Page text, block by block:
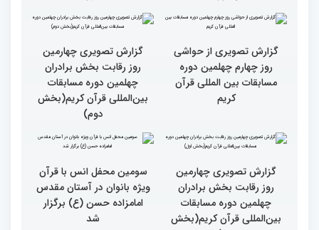
روز رقابت بخش برادران
چهلمین دوره مسابقات
بین‌المللی قرآن کریم(بخش
چهارم)
روز رقابت بخش برادران
چهلمین دوره مسابقات
بین‌المللی قرآن کریم(بخش
سوم)
روز چهارم چهلمین دوره
مسابقات بین المللی قرآن
کریم
گزارش تصویری چهارمین
روز رقابت بخش برادران
چهلمین دوره مسابقات
بین‌المللی قرآن کریم(بخش